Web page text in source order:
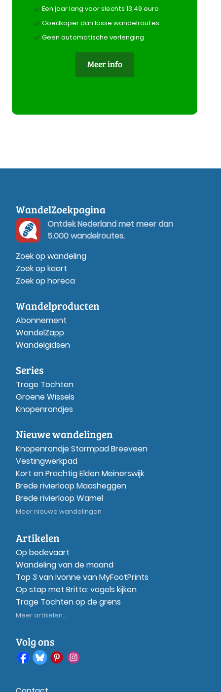
Een jaar lang voor slechts 13,49 euro
Goedkoper dan losse wandelroutes
Geen automatische verlenging
Meer info
WandelZoekpagina
Ontdek Nederland met meer dan
5.000 wandelroutes.
Zoek op wandeling
Zoek op kaart
Zoek op horeca
Wandelproducten
Abonnement
WandelZapp
Wandelgidsen
Series
Trage Tochten
Groene Wissels
Knopenrondjes
Nieuwe wandelingen
Knopenrondje Stormpad Breeveen
Vestingwerkpad
Kort en Prachtig Elden Meinerswijk
Brede rivierloop Maasheggen
Brede rivierloop Wamel
Meer nieuwe wandelingen
Artikelen
Op bedevaart
Wandeling van de maand
Top 3 van Ivonne van MyFootPrints
Op stap met Britta: vogels kijken
Trage Tochten op de grens
Meer artikelen...
Volg ons